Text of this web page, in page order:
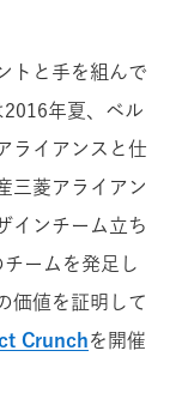
トと手を組んで
年夏、ベル
ライアンスと仕
三菱アライアン
インチーム立ち
ームを発足し
価値を証明して
Crunchを開催